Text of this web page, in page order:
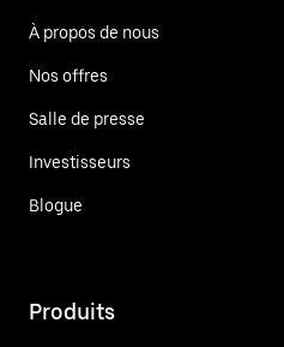
À propos de nous
Nos offres
Salle de presse
Investisseurs
Blogue
Produits